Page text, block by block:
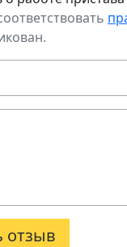
отзыв